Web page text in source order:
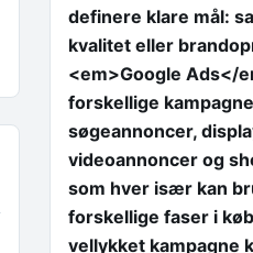
definere klare mål:
kvalitet eller
<em>Google Ads</
forskellige
søgeannoncer,
videoannoncer og
som hver især kan
forskellige faser i
vellykket kampagne